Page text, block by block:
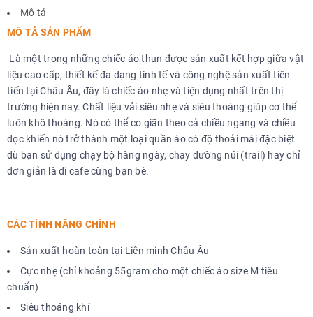
Mô tả
MÔ TẢ SẢN PHẨM
Là một trong những chiếc áo thun được sản xuất kết hợp giữa vật
liệu cao cấp, thiết kế đa dạng tinh tế và công nghệ sản xuất tiên
tiến tại Châu Âu, đây là chiếc áo nhẹ và tiện dụng nhất trên thị
trường hiện nay. Chất liệu vải siêu nhẹ và siêu thoáng giúp cơ thể
luôn khô thoáng. Nó có thể co giãn theo cả chiều ngang và chiều
dọc khiến nó trở thành một loại quần áo có độ thoải mái đặc biệt
dù bạn sử dụng chạy bộ hàng ngày, chạy đường núi (trail) hay chỉ
đơn giản là đi cafe cùng bạn bè.
CÁC TÍNH NĂNG CHÍNH
Sản xuất hoàn toàn tại Liên minh Châu Âu
Cực nhẹ (chỉ khoảng 55gram cho một chiếc áo size M tiêu
chuẩn)
Siêu thoáng khí